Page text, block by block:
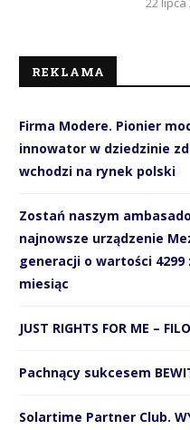
REKLAMA
Firma Modere. Pionier
innowator w dziedzinie
wchodzi na rynek polski
Zostań naszym
najnowsze urządzenie
generacji o wartości 4299
miesiąc
JUST RIGHTS FOR ME –
Pachnący sukcesem
Solartime Partner Club.